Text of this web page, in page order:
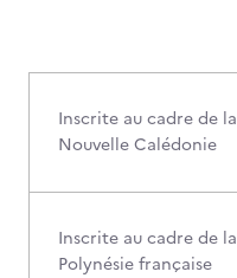
Inscrite au cadre de la
Nouvelle Calédonie
Inscrite au cadre de la
Polynésie française